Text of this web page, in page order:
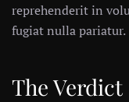
reprehenderit in
fugiat nulla pariatur.
The Verdict